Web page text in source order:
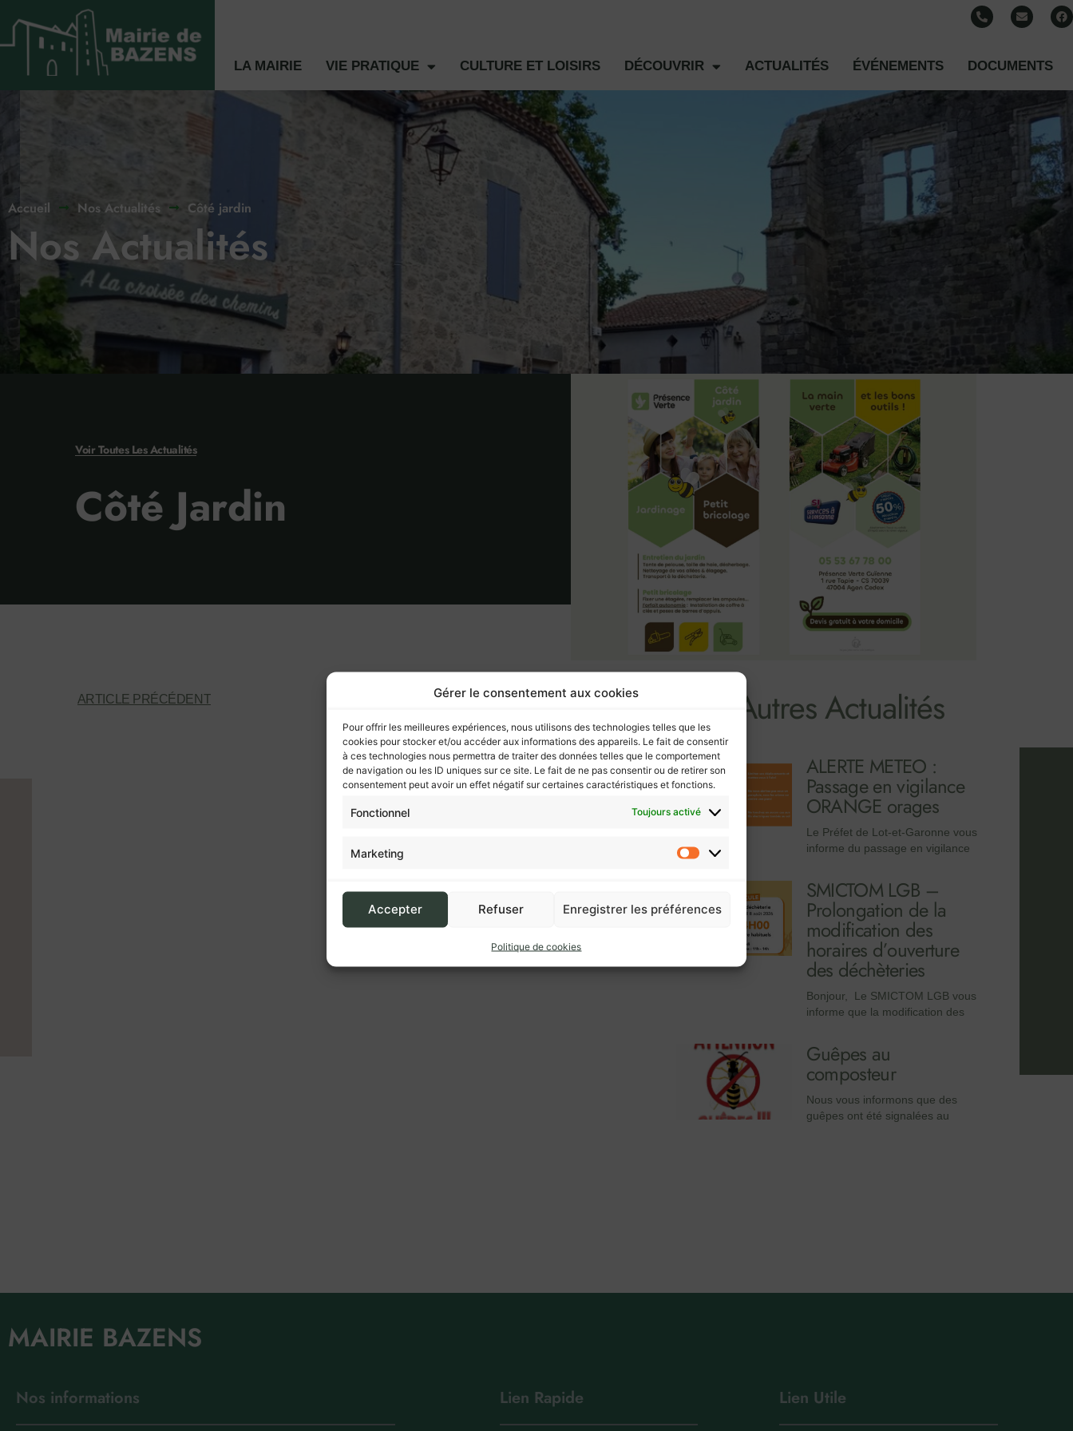
Gérer le consentement aux cookies
Pour offrir les meilleures expériences, nous utilisons des technologies telles que les
cookies pour stocker et/ou accéder aux informations des appareils. Le fait de consentir
à ces technologies nous permettra de traiter des données telles que le comportement
de navigation ou les ID uniques sur ce site. Le fait de ne pas consentir ou de retirer son
consentement peut avoir un effet négatif sur certaines caractéristiques et fonctions.
Fonctionnel Toujours activé
Marketing
Accepter Refuser Enregistrer les préférences
Politique de cookies
LA MAIRIE VIE PRATIQUE CULTURE ET LOISIRS DÉCOUVRIR ACTUALITÉS ÉVÉNEMENTS DOCUMENTS
Accueil Nos Actualités Côté jardin
Nos Actualités
Voir Toutes Les Actualités
Côté Jardin
ARTICLE PRÉCÉDENT ARTICLE SUIVANT Nos Autres Actualités
ALERTE METEO :
Passage en vigilance
ORANGE orages
Le Préfet de Lot-et-Garonne vous
informe du passage en vigilance
SMICTOM LGB –
Prolongation de la
modification des
horaires d’ouverture
des déchèteries
Bonjour, Le SMICTOM LGB vous
informe que la modification des
Guêpes au
composteur
Nous vous informons que des
guêpes ont été signalées au
MAIRIE BAZENS
Nos informations Lien Rapide Lien Utile